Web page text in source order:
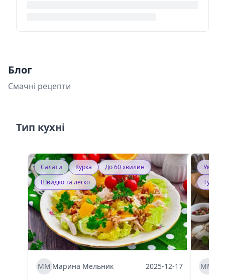
Блог
Смачні рецепти
Тип кухні
Салати Курка
До 60 хвилин
Швидко та легко
ММ Марина Мельник 2025-12-17 ММ